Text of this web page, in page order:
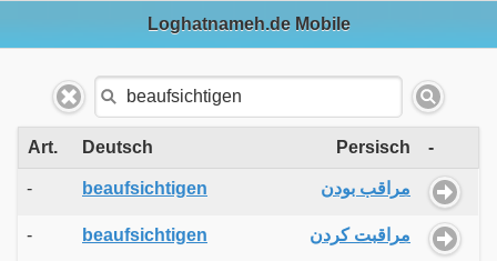
Loghatnameh.de Mobile
Art. Deutsch Persisch -
- beaufsichtigen مراقب بودن
- beaufsichtigen مراقبت کردن